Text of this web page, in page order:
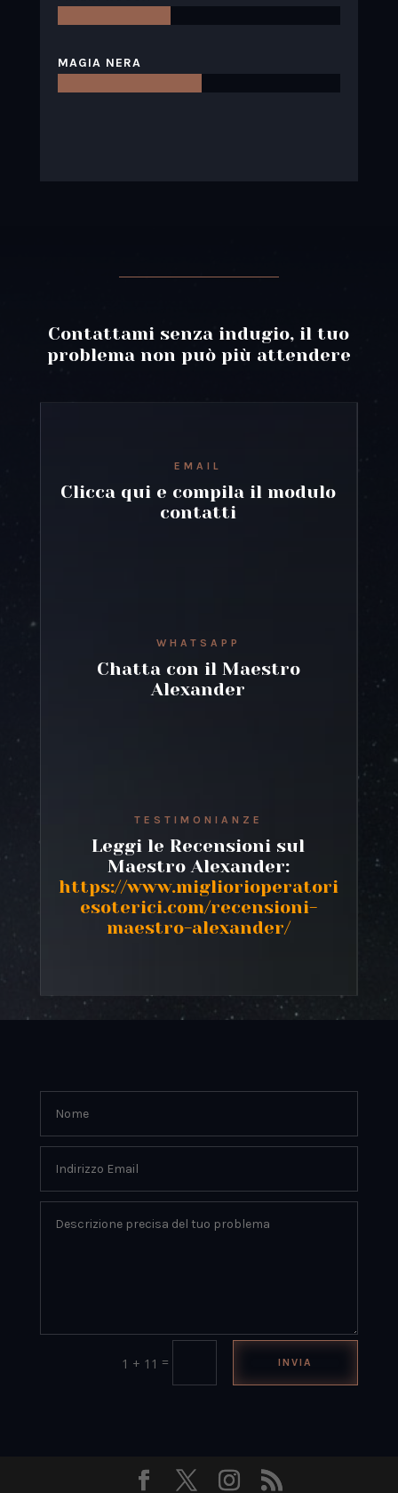
MAGIA NERA
Contattami senza indugio, il tuo
problema non può più attendere
EMAIL
Clicca qui e compila il modulo
contatti
WHATSAPP
Chatta con il Maestro
Alexander
TESTIMONIANZE
Leggi le Recensioni sul
Maestro Alexander:
https://www.migliorioperatori
esoterici.com/recensioni-
maestro-alexander/
1 + 11 = INVIA